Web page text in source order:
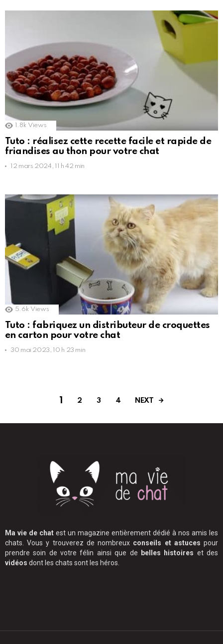
1.8k Views
Tuto : réalisez cette recette facile et rapide de
friandises au thon pour votre chat
12 mars 2024, 11 h 42 min
5.6k Views
Tuto : fabriquez un distributeur de croquettes
en carton pour votre chat
30 mai 2023, 10 h 23 min
1 2 3 4 NEXT
Ma vie de chat est un magazine entièrement dédié à nos amis les
chats. Vous y trouverez de nombreux conseils et astuces pour
prendre soin de votre félin ainsi que de belles histoires et des
vidéos dont les chats sont les héros.